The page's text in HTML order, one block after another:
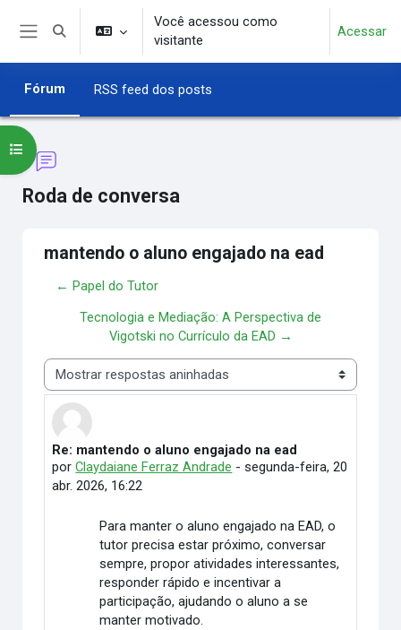
Ir para o conteúdo principal
Alternar entrada de pesquisa
Você acessou como
visitante
Acessar
Fórum RSS feed dos posts
Roda de conversa
Abrir índice do curso
mantendo o aluno engajado na ead
← Papel do Tutor
Tecnologia e Mediação: A Perspectiva de
Vigotski no Currículo da EAD →
Modo de visualização
Re: mantendo o aluno engajado na ead
porClaydaiane Ferraz Andrade -segunda-feira, 20
abr. 2026, 16:22
Número de respostas: 0
Para manter o aluno engajado na EAD, o
tutor precisa estar próximo, conversar
sempre, propor atividades interessantes,
responder rápido e incentivar a
participação, ajudando o aluno a se
manter motivado.